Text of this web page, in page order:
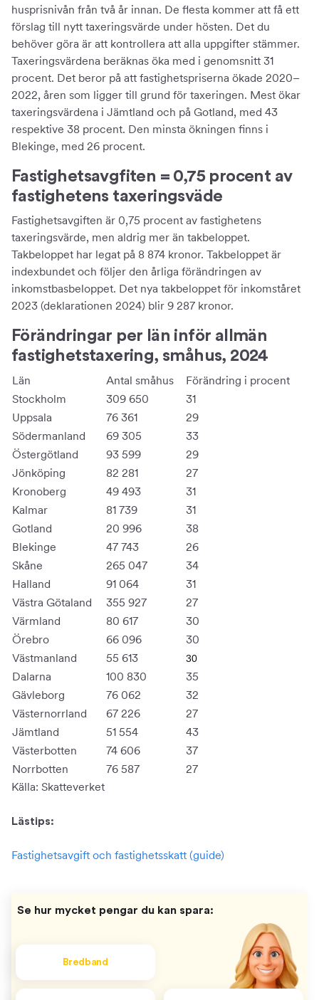
husprisnivån från två år innan. De flesta kommer att få ett
förslag till nytt taxeringsvärde under hösten. Det du
behöver göra är att kontrollera att alla uppgifter stämmer.
Taxeringsvärdena beräknas öka med i genomsnitt 31
procent. Det beror på att fastighetspriserna ökade 2020–
2022, åren som ligger till grund för taxeringen. Mest ökar
taxeringsvärdena i Jämtland och på Gotland, med 43
respektive 38 procent. Den minsta ökningen finns i
Blekinge, med 26 procent.
Fastighetsavgfiten = 0,75 procent av
fastighetens taxeringsväde
Fastighetsavgiften är 0,75 procent av fastighetens
taxeringsvärde, men aldrig mer än takbeloppet.
Takbeloppet har legat på 8 874 kronor. Takbeloppet är
indexbundet och följer den årliga förändringen av
inkomstbasbeloppet. Det nya takbeloppet för inkomståret
2023 (deklarationen 2024) blir 9 287 kronor.
Förändringar per län inför allmän
fastighetstaxering, småhus, 2024
Län Antal småhus
Förändring i procent
Stockholm
309 650
31
Uppsala
76 361
29
Södermanland
69 305
33
Östergötland
93 599
29
Jönköping
82 281
27
Kronoberg
49 493
31
Kalmar
81 739
31
Gotland
20 996
38
Blekinge
47 743
26
Skåne
265 047
34
Halland
91 064
31
Västra Götaland
355 927
27
Värmland
80 617
30
Örebro
66 096
30
Västmanland
55 613 30
Dalarna 100 830
35
Gävleborg
76 062
32
Västernorrland
67 226
27
Jämtland
51 554
43
Västerbotten
74 606
37
Norrbotten
76 587
27
Källa: Skatteverket
Lästips:
Fastighetsavgift och fastighetsskatt (guide)
Se hur mycket pengar du kan spara:
Bredband